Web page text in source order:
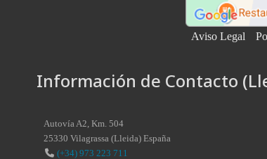
Aviso Legal
Información de Contacto
Autovía A2, Km. 504
25330 Vilagrassa (Lleida) España
(+34) 973 223 711